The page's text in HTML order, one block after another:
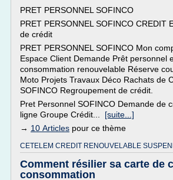
PRET PERSONNEL SOFINCO
PRET PERSONNEL SOFINCO CREDIT
de crédit
PRET PERSONNEL SOFINCO Mon
Espace Client Demande Prêt personnel
consommation renouvelable Réserve
Moto Projets Travaux Déco Rachats de
SOFINCO Regroupement de crédit.
Pret Personnel SOFINCO Demande de
ligne Groupe Crédit... [suite...]
→ 10 Articles pour ce thème
CETELEM CREDIT RENOUVELABLE
Comment résilier sa carte de
consommation